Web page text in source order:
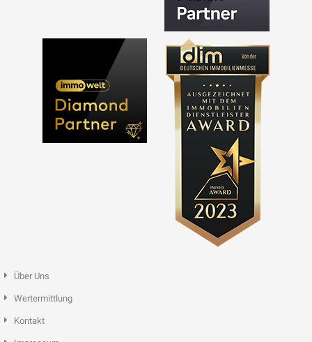
Über Uns
Wertermittlung
Kontakt